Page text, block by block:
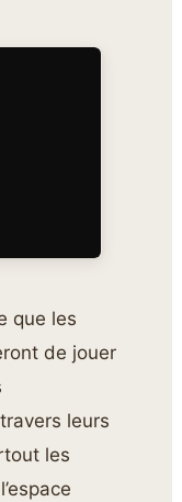
que les
de jouer
leurs
les